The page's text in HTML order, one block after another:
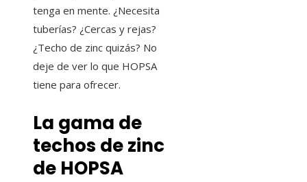
tenga en mente. ¿Necesita
tuberías? ¿Cercas y rejas?
¿Techo de zinc quizás? No
deje de ver lo que HOPSA
tiene para ofrecer.
La gama de
techos de zinc
de HOPSA